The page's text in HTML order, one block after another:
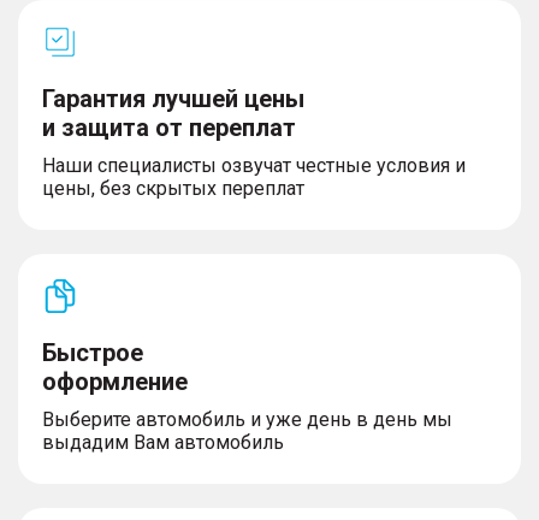
Гарантия лучшей цены
и защита от переплат
Наши специалисты озвучат честные условия и
цены, без скрытых переплат
Быстрое
оформление
Выберите автомобиль и уже день в день мы
выдадим Вам автомобиль